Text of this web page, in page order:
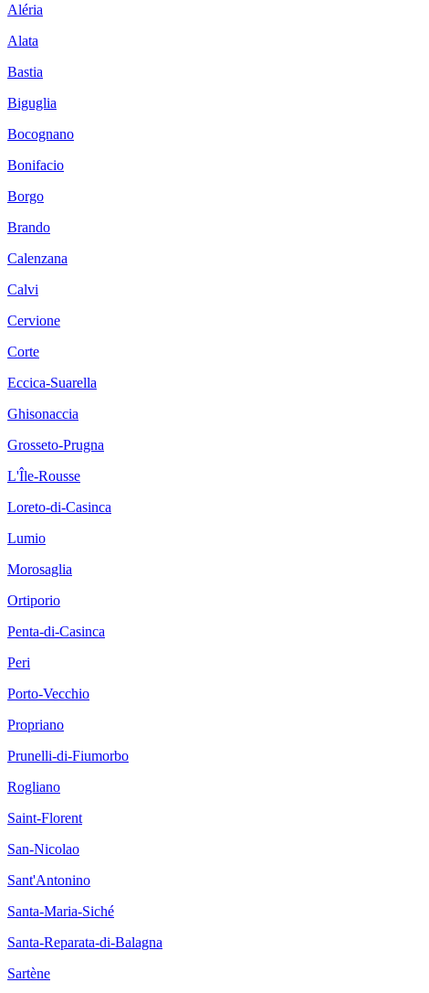
Aléria
Alata
Bastia
Biguglia
Bocognano
Bonifacio
Borgo
Brando
Calenzana
Calvi
Cervione
Corte
Eccica-Suarella
Ghisonaccia
Grosseto-Prugna
L'Île-Rousse
Loreto-di-Casinca
Lumio
Morosaglia
Ortiporio
Penta-di-Casinca
Peri
Porto-Vecchio
Propriano
Prunelli-di-Fiumorbo
Rogliano
Saint-Florent
San-Nicolao
Sant'Antonino
Santa-Maria-Siché
Santa-Reparata-di-Balagna
Sartène